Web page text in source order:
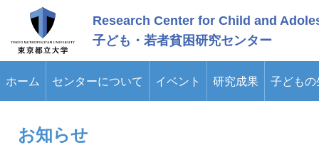
ン
ン
ツ
Research Center for Child and
子ども・若者貧困研究センター
ホーム センターについて イベント 研究成果 子どもの
お知らせ